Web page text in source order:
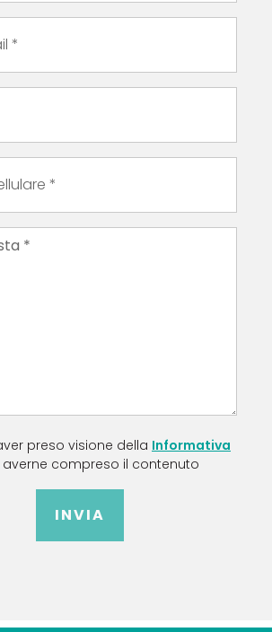
preso visione della Informativa
compreso il contenuto
INVIA